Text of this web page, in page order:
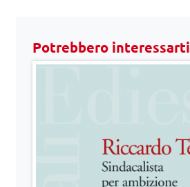
Potrebbero interessarti